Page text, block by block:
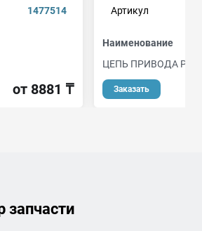
1477514
от 8881 ₸
Артикул
Наименование
ЦЕПЬ ПРИВОДА
Заказать
запчасти